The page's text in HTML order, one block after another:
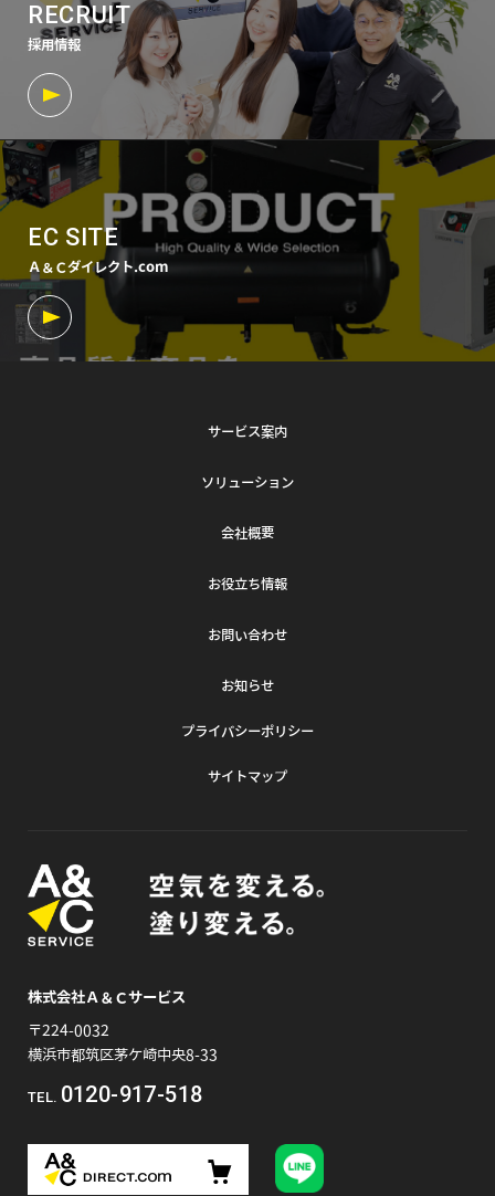
RECRUIT
採用情報
EC SITE
Ａ＆Ｃダイレクト.com
株式会社Ａ＆Ｃサービス
〒224-0032
横浜市都筑区茅ケ崎中央8-33
TEL. 0120-917-518
サービス案内
ソリューション
会社概要
お役立ち情報
お問い合わせ
お知らせ
プライバシーポリシー
サイトマップ